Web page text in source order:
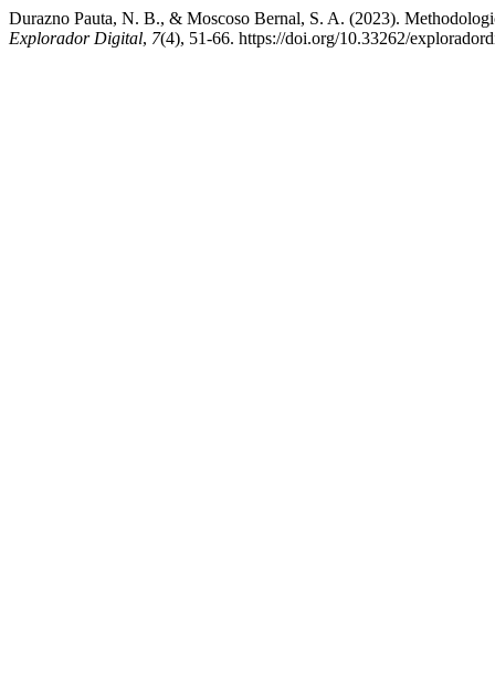
Durazno Pauta, N. B., & Moscoso Bernal, S. A. (2023).
Explorador Digital, 7(4), 51-66. https://doi.org/10.33262/